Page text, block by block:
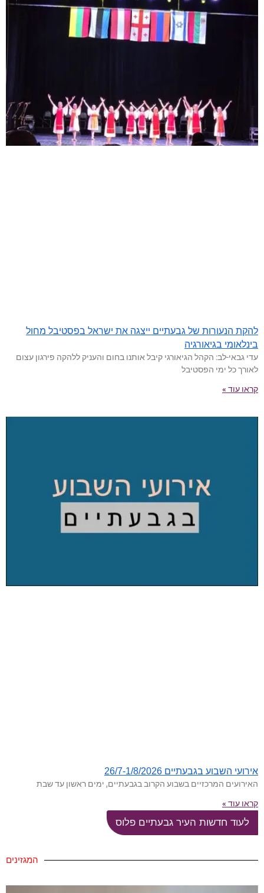
להקת הנעורות של גבעתיים ייצגה את ישראל בפסטיבל מחול
בינלאומי בגיאורגיה
עדי גבאי-לב: הקהל הגיאורגי קיבל אותנו בחום והעניק ללהקה פירגון עצום
לאורך כל ימי הפסטיבל
קראו עוד »
אירועי השבוע בגבעתיים 26/7-1/8/2026
האירועים המרכזיים בשבוע הקרוב בגבעתיים, ימים ראשון עד שבת
קראו עוד »
לעוד חדשות העיר גבעתיים פלוס
המגזינים